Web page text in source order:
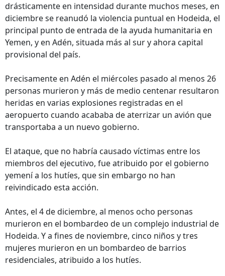
drásticamente en intensidad durante muchos meses, en
diciembre se reanudó la violencia puntual en Hodeida, el
principal punto de entrada de la ayuda humanitaria en
Yemen, y en Adén, situada más al sur y ahora capital
provisional del país.
Precisamente en Adén el miércoles pasado al menos 26
personas murieron y más de medio centenar resultaron
heridas en varias explosiones registradas en el
aeropuerto cuando acababa de aterrizar un avión que
transportaba a un nuevo gobierno.
El ataque, que no habría causado víctimas entre los
miembros del ejecutivo, fue atribuido por el gobierno
yemení a los hutíes, que sin embargo no han
reivindicado esta acción.
Antes, el 4 de diciembre, al menos ocho personas
murieron en el bombardeo de un complejo industrial de
Hodeida. Y a fines de noviembre, cinco niños y tres
mujeres murieron en un bombardeo de barrios
residenciales, atribuido a los hutíes.